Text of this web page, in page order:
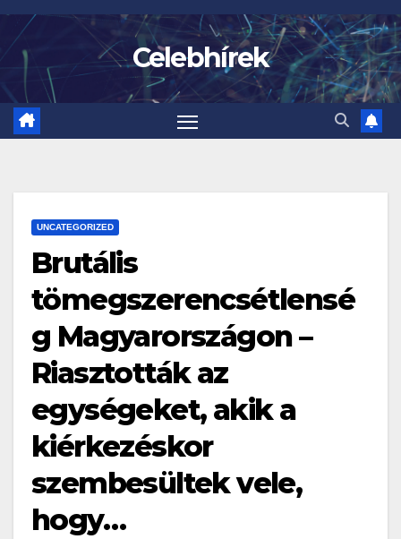
Skip
content
Celebhírek
UNCATEGORIZED
Brutális
tömegszerencsétlensé
g Magyarországon –
Riasztották az
egységeket, akik a
kiérkezéskor
szembesültek vele,
hogy…